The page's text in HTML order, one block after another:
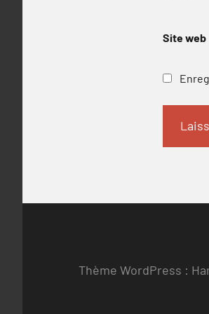
Site web
Thème WordPress :